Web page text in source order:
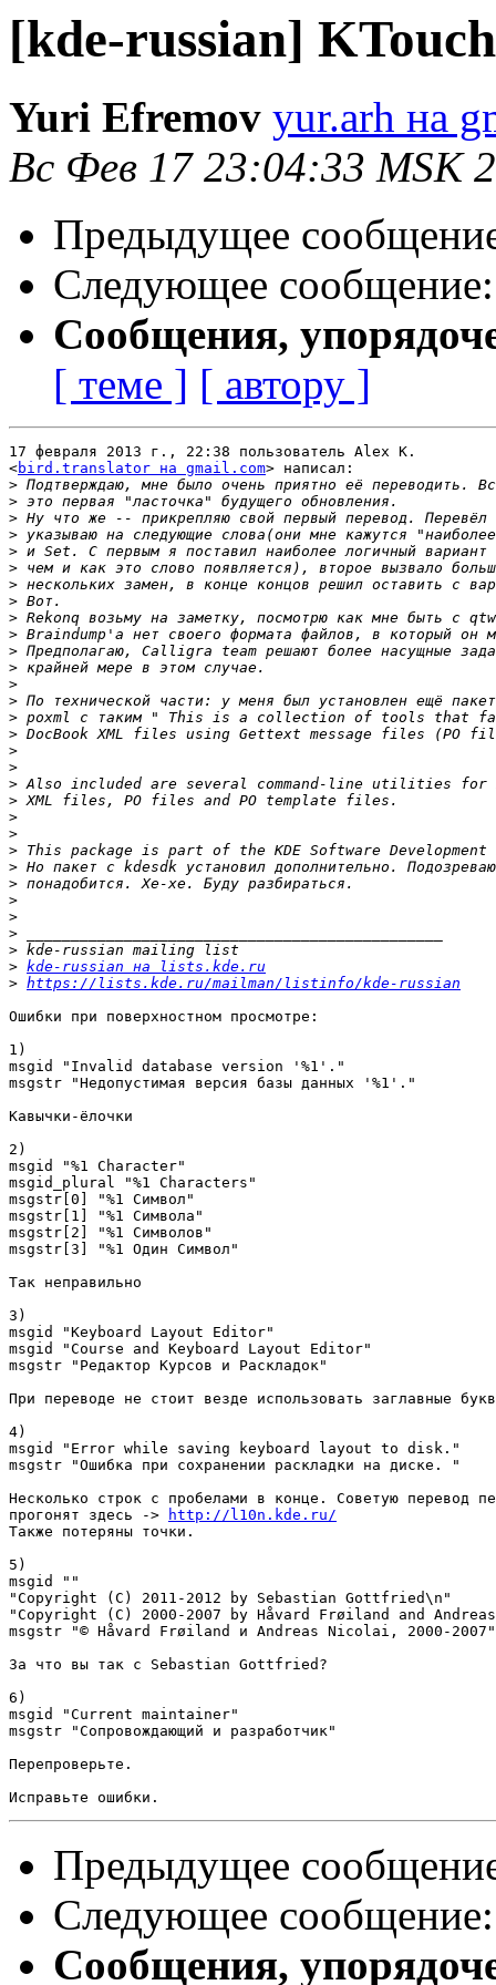
[kde-russian] KTouch
Yuri Efremov yur.arh на
Вс Фев 17 23:04:33 MSK
Предыдущее
Следующее
Сообщения,
[ теме ] [ автору ]
17 февраля 2013 г., 22:38 пользователь Alex K.
<bird.translator на gmail.com> написал:
>
>
>
>
>
>
>
>
>
>
>
>
>
>
>
>
>
>
>
>
>
>
>
>
>
>
>
>
>
> kde-russian на lists.kde.ru
> https://lists.kde.ru/mailman/listinfo/kde-russian
Ошибки при поверхностном просмотре:
1)
msgid "Invalid database version '%1'."
msgstr "Недопустимая версия базы данных '%1'."
Кавычки-ёлочки
2)
msgid "%1 Character"
msgid_plural "%1 Characters"
msgstr[0] "%1 Символ"
msgstr[1] "%1 Символа"
msgstr[2] "%1 Символов"
msgstr[3] "%1 Один Символ"
Так неправильно
3)
msgid "Keyboard Layout Editor"
msgid "Course and Keyboard Layout Editor"
msgstr "Редактор Курсов и Раскладок"
При переводе не стоит везде использовать заглавные
4)
msgid "Error while saving keyboard layout to disk."
msgstr "Ошибка при сохранении раскладки на диске. "
Несколько строк с пробелами в конце. Советую перевод
прогонят здесь ->
http://l10n.kde.ru/
Также потеряны точки.
5)
msgid ""
"Copyright (C) 2011-2012 by Sebastian Gottfried\n"
"Copyright (C) 2000-2007 by Håvard Frøiland and
msgstr "© Håvard Frøiland и Andreas Nicolai, 2000-2007"
За что вы так с Sebastian Gottfried?
6)
msgid "Current maintainer"
msgstr "Сопровождающий и разработчик"
Перепроверьте.
Предыдущее
Следующее
Сообщения,